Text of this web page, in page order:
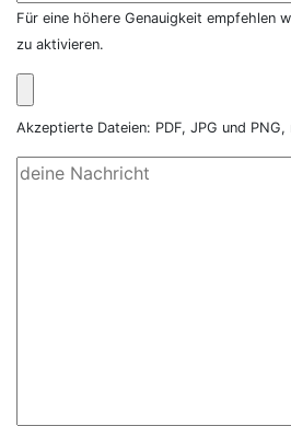
Für eine höhere Genauigkeit empfehlen
zu aktivieren.
Akzeptierte Dateien: PDF, JPG und PNG,